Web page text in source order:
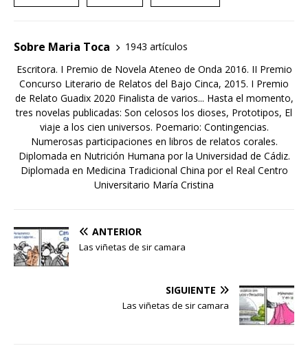
Sobre Maria Toca
1943 artículos
Escritora. I Premio de Novela Ateneo de Onda 2016. II Premio
Concurso Literario de Relatos del Bajo Cinca, 2015. I Premio
de Relato Guadix 2020 Finalista de varios... Hasta el momento,
tres novelas publicadas: Son celosos los dioses, Prototipos, El
viaje a los cien universos. Poemario: Contingencias.
Numerosas participaciones en libros de relatos corales.
Diplomada en Nutrición Humana por la Universidad de Cádiz.
Diplomada en Medicina Tradicional China por el Real Centro
Universitario María Cristina
ANTERIOR
Las viñetas de sir camara
SIGUIENTE
Las viñetas de sir camara